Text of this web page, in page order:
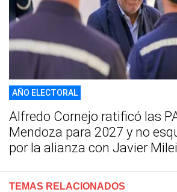
AÑO ELECTORAL
Alfredo Cornejo ratificó las
Mendoza para 2027 y no
por la alianza con Javier Milei
TEMAS RELACIONADOS